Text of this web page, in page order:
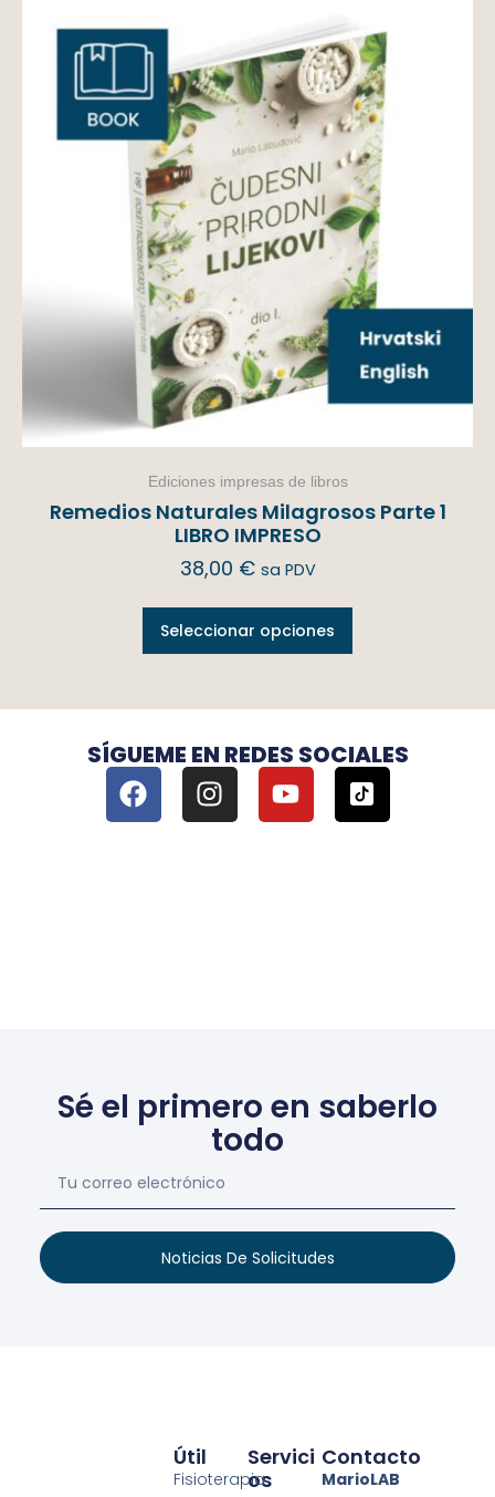
Ediciones impresas de libros
Remedios Naturales Milagrosos Parte 1
LIBRO IMPRESO
38,00 € sa PDV
Seleccionar opciones
SÍGUEME EN REDES SOCIALES
Sé el primero en saberlo
todo
Noticias De Solicitudes
Servici
Os
Útil
Fisioterapia
Contacto
MarioLAB